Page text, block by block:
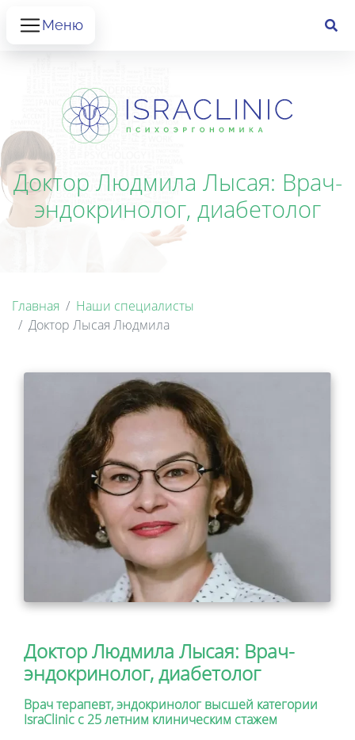
Меню
Доктор Людмила Лысая: Врач-
эндокринолог, диабетолог
Главная
Наши специалисты
Доктор Лысая Людмила
Доктор Людмила Лысая: Врач-
эндокринолог, диабетолог
Врач терапевт, эндокринолог высшей категории
IsraClinic с 25 летним клиническим стажем